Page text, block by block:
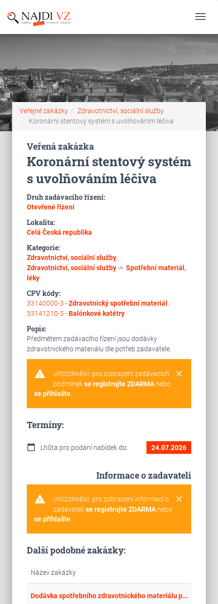
Veřejné zakázky
Zdravotnictví, sociální služby
Koronární stentový systém s uvolňováním léčiva
Veřená zakázka
Koronární stentový systém
s uvolňováním léčiva
Druh zadávacího řízení:
Otevřené řízení
Lokalita:
Celá Česká republika
Kategorie:
Zdravotnictví, sociální služby,
Zdravotnictví, sociální služby-> Spotřební materiál,
léky
CPV kódy:
33140000-3 -Zdravotnický spotřební materiál ,
33141210-5 -Balónkové katétry
Popis:
Předmětem zadávacího řízení jsou dodávky
zdravotnického materiálu dle potřeb zadavatele.
warning clear
UPOZORNĚNÍ: pro zobrazení zadávacích
podmínekse registrujte ZDARMAnebo
se přihlašte.
Termíny:
calendar_today Lhůta pro podání nabídek do: 24.07.2026
Informace o zadavateli
warning clear
UPOZORNĚNÍ: pro zobrazení informací o
zadavateli se registrujte ZDARMAnebo
se přihlašte.
Další podobné zakázky:
Název zakázky
Dodávka spotřebního zdravotnického materiálu pro intervenční radiologii - neurointervence část 5. Remodelační intrakraniální balónky